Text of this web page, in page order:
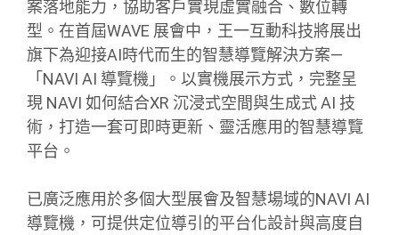
案落地能力，協助客戶實現虛實融合、數位轉
型。在首屆WAVE 展會中，王一互動科技將展出
旗下為迎接AI時代而生的智慧導覽解決方案—
「NAVI AI 導覽機」。以實機展示方式，完整呈
現 NAVI 如何結合XR 沉浸式空間與生成式 AI 技
術，打造一套可即時更新、靈活應用的智慧導覽
平台。
已廣泛應用於多個大型展會及智慧場域的NAVI AI
導覽機，可提供定位導引的平台化設計與高度自